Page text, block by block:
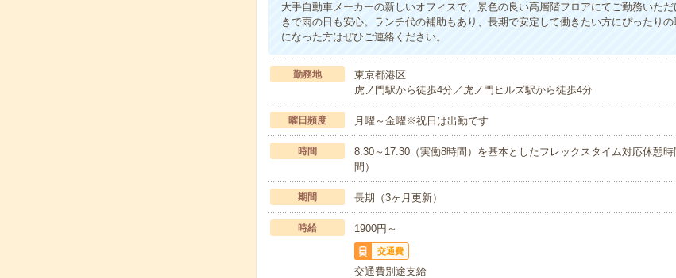
大手自動車メーカーの新しいオフィスで、景色の良い高層階フロアにてご勤務いた
きで雨の日も安心。ランチ代の補助もあり、長期で安定して働きたい方にぴったり
になった方はぜひご連絡ください。
勤務地
東京都港区
虎ノ門駅から徒歩4分／虎ノ門ヒルズ駅から徒歩4分
曜日頻度 月曜～金曜※祝日は出勤です
時間
8:30～17:30（実働8時間）を基本としたフレックスタイム対応休憩
間）
期間 長期（3ヶ月更新）
時給 1900円～
交通費
交通費別途支給